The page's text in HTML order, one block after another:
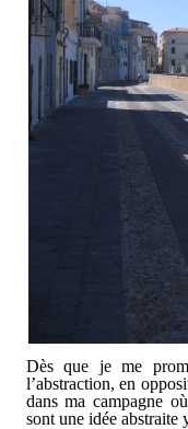
Dès que je me
l’abstraction, en
dans ma campagne
sont une idée abstraite